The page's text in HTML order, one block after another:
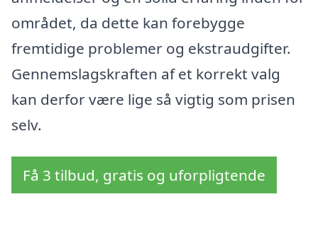
området, da dette kan forebygge
fremtidige problemer og ekstraudgifter.
Gennemslagskraften af et korrekt valg
kan derfor være lige så vigtig som prisen
selv.
Få 3 tilbud, gratis og uforpligtende